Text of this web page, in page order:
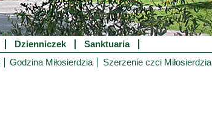
Dzienniczek
Sanktuaria
Godzina Miłosierdzia Szerzenie czci Miłosierdzia